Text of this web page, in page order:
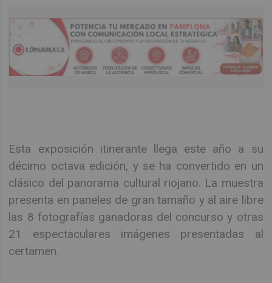
Esta exposición itinerante llega este año a su
décimo octava edición, y se ha convertido en un
clásico del panorama cultural riojano. La muestra
presenta en paneles de gran tamaño y al aire libre
las 8 fotografías ganadoras del concurso y otras
21 espectaculares imágenes presentadas al
certamen.